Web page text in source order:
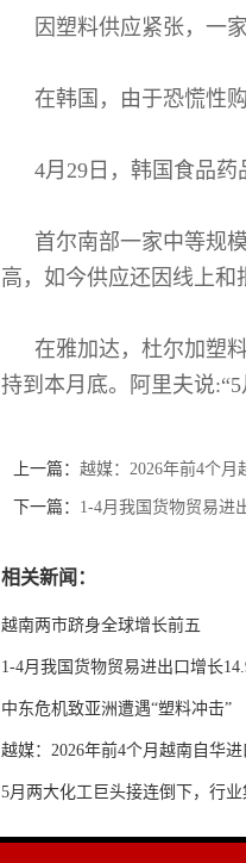
因塑料供应紧张，一
在韩国，由于恐慌性
4月29日，韩国食品药
首尔南部一家中等规
高，如今供应还因线上和
在雅加达，杜尔加塑
持到本月底。阿里夫说
上一篇： 越媒：2026年前4个月
下一篇： 1-4月我国货物贸易进
相关新闻：
越南两市跻身全球增长前五
1-4月我国货物贸易进出口增长
中东危机致亚洲遭遇“塑料冲击”
越媒：2026年前4个月越南自华
5月两大化工巨头接连倒下，行